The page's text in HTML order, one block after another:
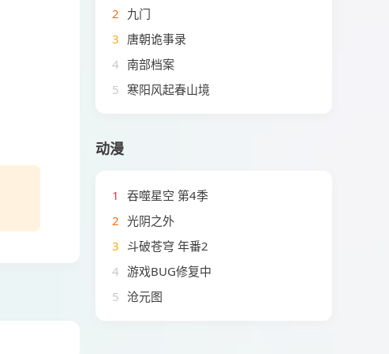
2 九门
3 唐朝诡事录
4 南部档案
5 寒阳风起春山境
动漫
1
吞噬星空 第4季
2 光阴之外
3 斗破苍穹 年番2
4 游戏BUG修复中
5 沧元图